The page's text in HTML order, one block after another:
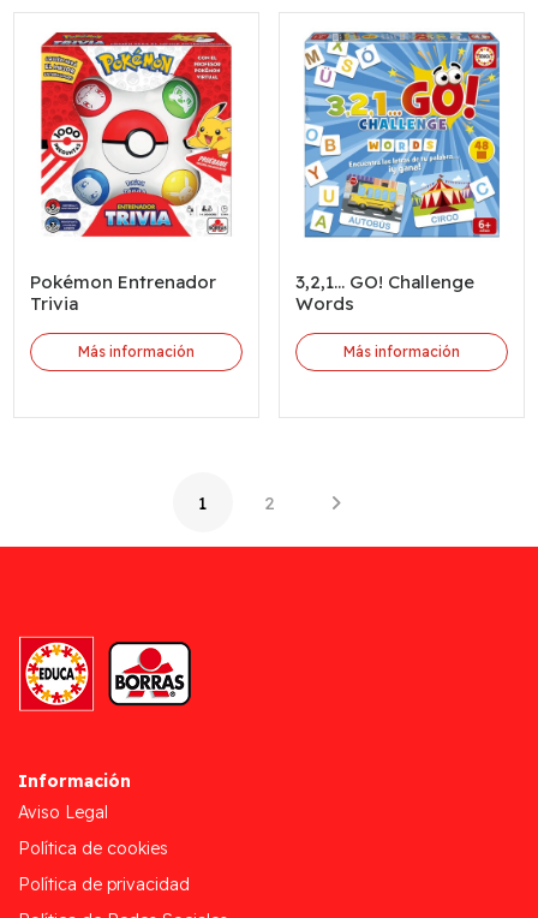
Pokémon Entrenador
Trivia
Más información
3,2,1... GO! Challenge
Words
Más información
1 2
Información
Aviso Legal
Política de cookies
Política de privacidad